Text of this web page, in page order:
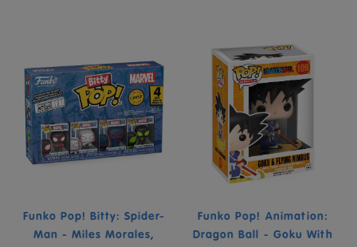
Funko Pop! Bitty: Spider-
Man - Miles Morales,
Funko Pop! Animation:
Dragon Ball - Goku With